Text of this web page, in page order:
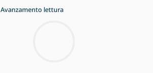
Avanzamento lettura